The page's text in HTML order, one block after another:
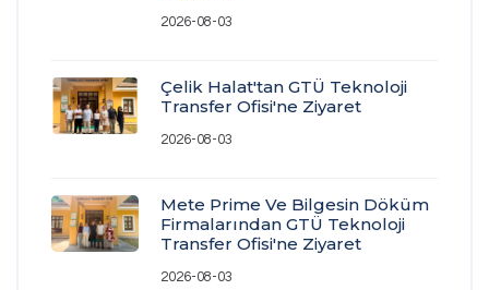
2026-08-03
Çelik Halat'tan GTÜ Teknoloji
Transfer Ofisi'ne Ziyaret
2026-08-03
Mete Prime Ve Bilgesin Döküm
Firmalarından GTÜ Teknoloji
Transfer Ofisi'ne Ziyaret
2026-08-03